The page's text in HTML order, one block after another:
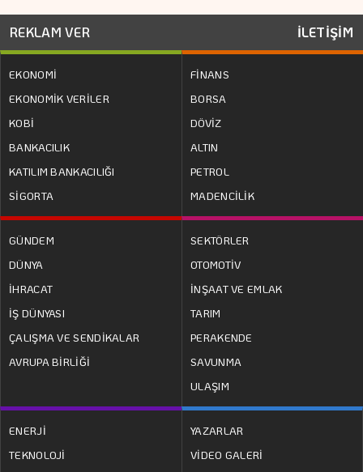
REKLAM VER İLETİŞİM
EKONOMİ
EKONOMİK VERİLER
KOBİ
BANKACILIK
KATILIM BANKACILIĞI
SİGORTA
FİNANS
BORSA
DÖVİZ
ALTIN
PETROL
MADENCİLİK
GÜNDEM
DÜNYA
İHRACAT
İŞ DÜNYASI
ÇALIŞMA VE SENDİKALAR
AVRUPA BİRLİĞİ
SEKTÖRLER
OTOMOTİV
İNŞAAT VE EMLAK
TARIM
PERAKENDE
SAVUNMA
ULAŞIM
ENERJİ
TEKNOLOJİ
YAZARLAR
VİDEO GALERİ